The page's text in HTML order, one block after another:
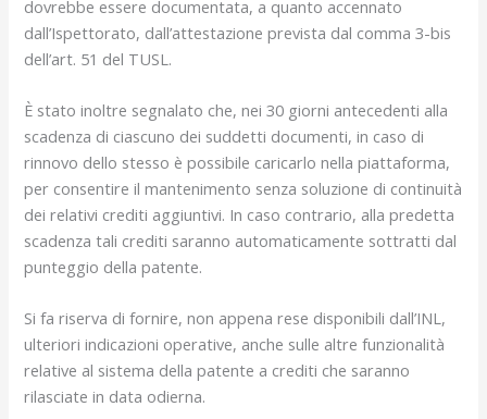
dovrebbe essere documentata, a quanto accennato
dall’Ispettorato, dall’attestazione prevista dal comma 3-bis
dell’art. 51 del TUSL.
È stato inoltre segnalato che, nei 30 giorni antecedenti alla
scadenza di ciascuno dei suddetti documenti, in caso di
rinnovo dello stesso è possibile caricarlo nella piattaforma,
per consentire il mantenimento senza soluzione di continuità
dei relativi crediti aggiuntivi. In caso contrario, alla predetta
scadenza tali crediti saranno automaticamente sottratti dal
punteggio della patente.
Si fa riserva di fornire, non appena rese disponibili dall’INL,
ulteriori indicazioni operative, anche sulle altre funzionalità
relative al sistema della patente a crediti che saranno
rilasciate in data odierna.